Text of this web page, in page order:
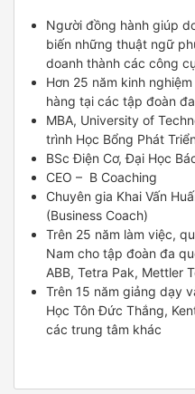
Người đồng hành giúp
biến những thuật ngữ
doanh thành các công
Hơn 25 năm kinh
hàng tại các tập đoàn
MBA, University of
trình Học Bổng Phát
BSc Điện Cơ, Đại Học
CEO – B Coaching
Chuyên gia Khai Vấn
(Business Coach)
Trên 25 năm làm việc,
Nam cho tập đoàn đa
ABB, Tetra Pak, Mettler
Trên 15 năm giảng dạy
Học Tôn Đức Thắng,
các trung tâm khác